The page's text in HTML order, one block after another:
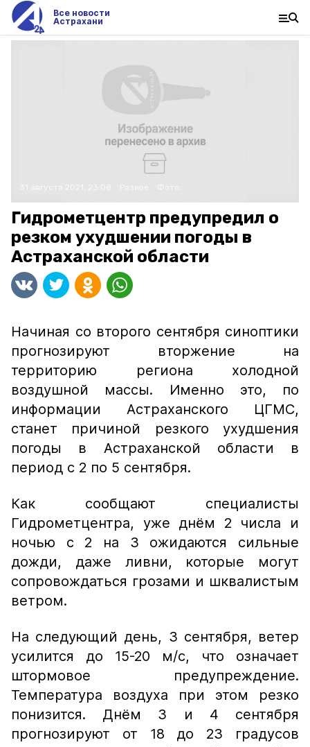
Все новости
Астрахани
Гидрометцентр предупредил о
резком ухудшении погоды в
Астраханской области
Начиная со второго сентября синоптики
прогнозируют вторжение на
территорию региона холодной
воздушной массы. Именно это, по
информации Астраханского ЦГМС,
станет причиной резкого ухудшения
погоды в Астраханской области в
период с 2 по 5 сентября.
Как сообщают специалисты
Гидрометцентра, уже днём 2 числа и
ночью с 2 на 3 ожидаются сильные
дожди, даже ливни, которые могут
сопровождаться грозами и шквалистым
ветром.
На следующий день, 3 сентября, ветер
усилится до 15-20 м/с, что означает
штормовое предупреждение.
Температура воздуха при этом резко
понизится. Днём 3 и 4 сентября
прогнозируют от 18 до 23 градусов